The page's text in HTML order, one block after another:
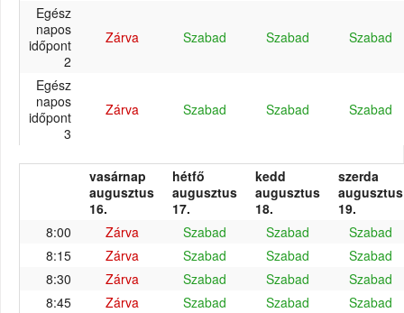
Egész
napos
időpont
2
Zárva Szabad Szabad Szabad
Egész
napos
időpont
3
Zárva Szabad Szabad Szabad
vasárnap
augusztus
16.
hétfő
augusztus
17.
kedd
augusztus
18.
szerda
augusztus
19.
8:00
Zárva Szabad Szabad
Szabad
8:15
Zárva Szabad Szabad
Szabad
8:30
Zárva Szabad Szabad
Szabad
8:45
Zárva Szabad Szabad
Szabad